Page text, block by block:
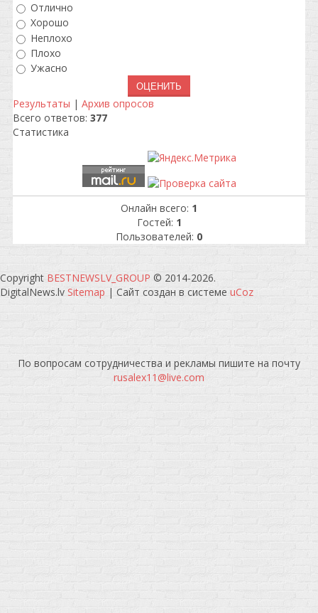
Отлично
Хорошо
Неплохо
Плохо
Ужасно
Результаты | Архив опросов
Всего ответов: 377
Статистика
Онлайн всего: 1
Гостей: 1
Пользователей: 0
Copyright BESTNEWSLV_GROUP © 2014-2026.
DigitalNews.lv Sitemap | Сайт создан в системе uCoz
По вопросам сотрудничества и рекламы пишите на почту
rusalex11@live.com